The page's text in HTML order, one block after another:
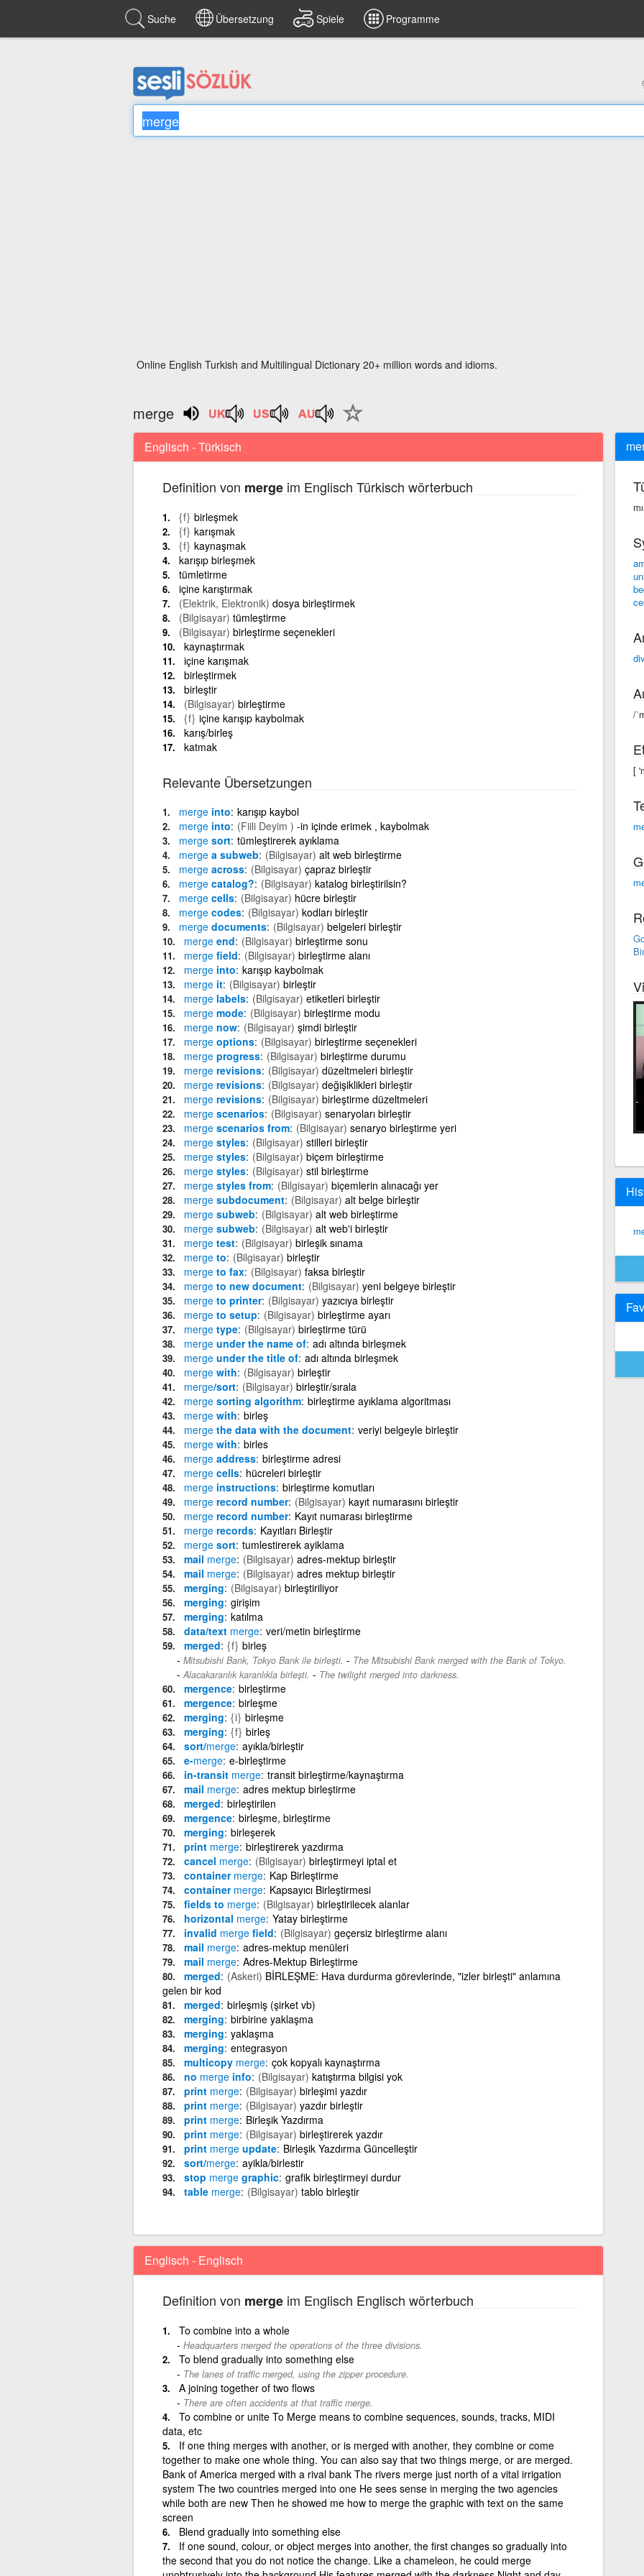
Suche Übersetzung Spiele Programme
Online English Turkish and Multilingual Dictionary 20+ million words and idioms.
merge
Englisch - Türkisch
Definition von mergeim Englisch Türkisch wörterbuch
{f} birleşmek
{f} karışmak
{f} kaynaşmak
karışıp birleşmek
tümletirme
içine karıştırmak
(Elektrik, Elektronik) dosya birleştirmek
(Bilgisayar) tümleştirme
(Bilgisayar) birleştirme seçenekleri
kaynaştırmak
içine karışmak
birleştirmek
birleştir
(Bilgisayar) birleştirme
{f} içine karışıp kaybolmak
karış/birleş
katmak
Relevante Übersetzungen
mergeinto karışıp kaybol
mergeinto (Fiili Deyim ) -in içinde erimek , kaybolmak
mergesort tümleştirerek ayıklama
mergea subweb (Bilgisayar) alt web birleştirme
mergeacross (Bilgisayar) çapraz birleştir
mergecatalog? (Bilgisayar) katalog birleştirilsin?
mergecells (Bilgisayar) hücre birleştir
mergecodes (Bilgisayar) kodları birleştir
mergedocuments (Bilgisayar) belgeleri birleştir
mergeend (Bilgisayar) birleştirme sonu
mergefield (Bilgisayar) birleştirme alanı
mergeinto karışıp kaybolmak
mergeit (Bilgisayar) birleştir
mergelabels (Bilgisayar) etiketleri birleştir
mergemode (Bilgisayar) birleştirme modu
mergenow (Bilgisayar) şimdi birleştir
mergeoptions (Bilgisayar) birleştirme seçenekleri
mergeprogress (Bilgisayar) birleştirme durumu
mergerevisions (Bilgisayar) düzeltmeleri birleştir
mergerevisions (Bilgisayar) değişiklikleri birleştir
mergerevisions (Bilgisayar) birleştirme düzeltmeleri
mergescenarios (Bilgisayar) senaryoları birleştir
mergescenarios from (Bilgisayar) senaryo birleştirme yeri
mergestyles (Bilgisayar) stilleri birleştir
mergestyles (Bilgisayar) biçem birleştirme
mergestyles (Bilgisayar) stil birleştirme
mergestyles from (Bilgisayar) biçemlerin alınacağı yer
mergesubdocument (Bilgisayar) alt belge birleştir
mergesubweb (Bilgisayar) alt web birleştirme
mergesubweb (Bilgisayar) alt web'i birleştir
mergetest (Bilgisayar) birleşik sınama
mergeto (Bilgisayar) birleştir
mergeto fax (Bilgisayar) faksa birleştir
mergeto new document (Bilgisayar) yeni belgeye birleştir
mergeto printer (Bilgisayar) yazıcıya birleştir
mergeto setup (Bilgisayar) birleştirme ayarı
mergetype (Bilgisayar) birleştirme türü
mergeunder the name of adı altında birleşmek
mergeunder the title of adı altında birleşmek
mergewith (Bilgisayar) birleştir
merge/sort (Bilgisayar) birleştir/sırala
mergesorting algorithm birleştirme ayıklama algoritması
mergewith birleş
mergethe data with the document veriyi belgeyle birleştir
mergewith birles
mergeaddress birleştirme adresi
mergecells hücreleri birleştir
mergeinstructions birleştirme komutları
mergerecord number (Bilgisayar) kayıt numarasını birleştir
mergerecord number Kayıt numarası birleştirme
mergerecords Kayıtları Birleştir
mergesort tumlestirerek ayiklama
mail merge (Bilgisayar) adres-mektup birleştir
mail merge (Bilgisayar) adres mektup birleştir
merging (Bilgisayar) birleştiriliyor
merging girişim
merging katılma
data/text merge veri/metin birleştirme
merged {f} birleş
Mitsubishi Bank, Tokyo Bank ile birleşti. - The Mitsubishi Bank merged with the Bank of Tokyo.
Alacakaranlık karanlıkla birleşti. - The twilight merged into darkness.
mergence birleştirme
mergence birleşme
merging {i} birleşme
merging {f} birleş
sort/merge ayıkla/birleştir
e-merge e-birleştirme
in-transit merge transit birleştirme/kaynaştırma
mail merge adres mektup birleştirme
merged birleştirilen
mergence birleşme, birleştirme
merging birleşerek
print merge birleştirerek yazdırma
cancel merge (Bilgisayar) birleştirmeyi iptal et
container merge Kap Birleştirme
container merge Kapsayıcı Birleştirmesi
fields to merge (Bilgisayar) birleştirilecek alanlar
horizontal merge Yatay birleştirme
invalid mergefield (Bilgisayar) geçersiz birleştirme alanı
mail merge adres-mektup menüleri
mail merge Adres-Mektup Birleştirme
merged (Askeri) BİRLEŞME: Hava durdurma görevlerinde, "izler birleşti" anlamına
gelen bir kod
merged birleşmiş (şirket vb)
merging birbirine yaklaşma
merging yaklaşma
merging entegrasyon
multicopy merge çok kopyalı kaynaştırma
no mergeinfo (Bilgisayar) katıştırma bilgisi yok
print merge (Bilgisayar) birleşimi yazdır
print merge (Bilgisayar) yazdır birleştir
print merge Birleşik Yazdırma
print merge (Bilgisayar) birleştirerek yazdır
print mergeupdate Birleşik Yazdırma Güncelleştir
sort/merge ayikla/birlestir
stop mergegraphic grafik birleştirmeyi durdur
table merge (Bilgisayar) tablo birleştir
Englisch - Englisch
Definition von mergeim Englisch Englisch wörterbuch
To combine into a whole
Headquarters merged the operations of the three divisions.
To blend gradually into something else
The lanes of traffic merged, using the zipper procedure.
A joining together of two flows
There are often accidents at that traffic merge.
To combine or unite To Merge means to combine sequences, sounds, tracks, MIDI
data, etc
If one thing merges with another, or is merged with another, they combine or come
together to make one whole thing. You can also say that two things merge, or are merged.
Bank of America merged with a rival bank The rivers merge just north of a vital irrigation
system The two countries merged into one He sees sense in merging the two agencies
while both are new Then he showed me how to merge the graphic with text on the same
screen
Blend gradually into something else
If one sound, colour, or object merges into another, the first changes so gradually into
the second that you do not notice the change. Like a chameleon, he could merge
/
[